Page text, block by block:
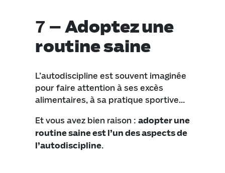
7 –Adoptez une
routine saine
L’autodiscipline est souvent imaginée
pour faire attention à ses excès
alimentaires, à sa pratique sportive…
Et vous avez bien raison : adopter une
routine saine est l’un des aspects de
l’autodiscipline.